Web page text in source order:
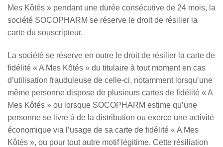
Mes Kôtés » pendant une durée consécutive de 24 mois, la
société SOCOPHARM se réserve le droit de résilier la
carte du souscripteur.
La société se réserve en outre le droit de résilier la carte de
fidélité « A Mes Kôtés » du titulaire à tout moment en cas
d’utilisation frauduleuse de celle-ci, notamment lorsqu’une
même personne dispose de plusieurs cartes de fidélité « A
Mes Kôtés » ou lorsque SOCOPHARM estime qu’une
personne se livre à de la distribution ou exerce une activité
économique via l’usage de sa carte de fidélité « A Mes
Kôtés », ou pour tout autre motif légitime. Cette résiliation